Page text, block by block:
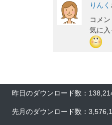
りんく
コメ
気に
昨日のダウンロード数：
先月のダウンロード数：